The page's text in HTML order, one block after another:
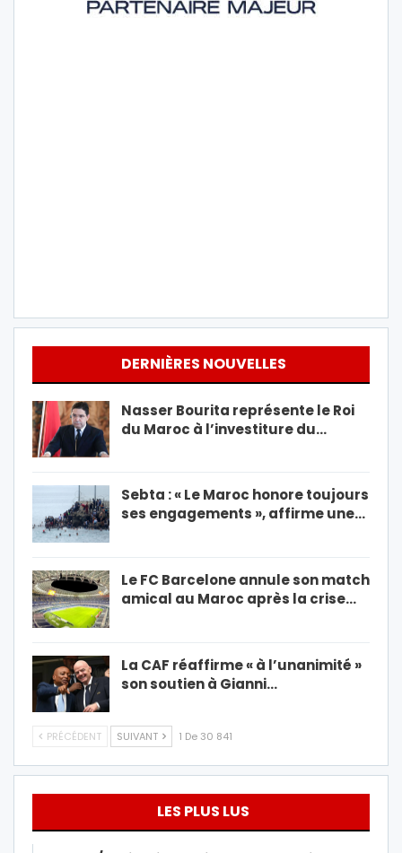
DERNIÈRES NOUVELLES
Nasser Bourita représente le Roi
du Maroc à l’investiture du…
Sebta : « Le Maroc honore toujours
ses engagements », affirme une…
Le FC Barcelone annule son match
amical au Maroc après la crise…
La CAF réaffirme « à l’unanimité »
son soutien à Gianni…
PRÉCÉDENT SUIVANT 1 De 30 841
LES PLUS LUS